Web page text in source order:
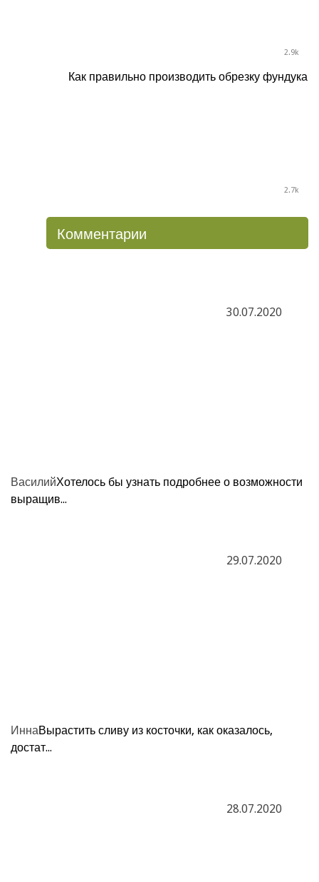
2.9k
Как правильно производить обрезку фундука
2.7k
Комментарии
30.07.2020
ВасилийХотелось бы узнать подробнее о возможности
выращив...
29.07.2020
ИннаВырастить сливу из косточки, как оказалось,
достат...
28.07.2020